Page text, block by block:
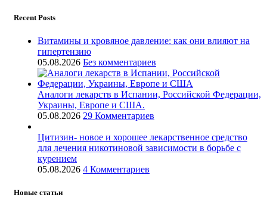
Recent Posts
Витамины и кровяное давление: как они влияют на
гипертензию
05.08.2026 Без комментариев
Аналоги лекарств в Испании, Российской Федерации,
Украины, Европе и США.
05.08.2026 29 Комментариев
Цитизин- новое и хорошее лекарственное средство
для лечения никотиновой зависимости в борьбе с
курением
05.08.2026 4 Комментариев
Новые статьи